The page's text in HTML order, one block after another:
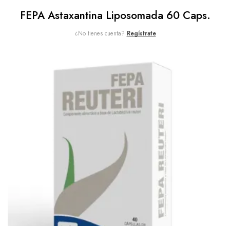
FEPA Astaxantina Liposomada 60 Caps.
¿No tienes cuenta? Regístrate